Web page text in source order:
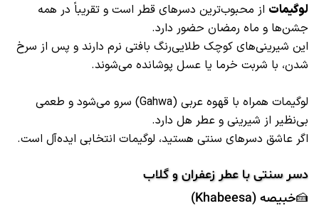
لوگیمات از محبوب‌ترین دسرهای قطر است و تقریباً در همه
جشن‌ها و ماه رمضان حضور دارد.
این شیرینی‌های کوچک طلایی‌رنگ بافتی نرم دارند و پس از سرخ
شدن، با شربت خرما یا عسل پوشانده می‌شوند.
لوگیمات همراه با قهوه عربی (Gahwa) سرو می‌شود و طعمی
بی‌نظیر از شیرینی و عطر هل دارد.
اگر عاشق دسرهای سنتی هستید، لوگیمات انتخابی ایده‌آل است.
دسر سنتی با عطر زعفران و گلاب
🍰خبیصه (Khabeesa)